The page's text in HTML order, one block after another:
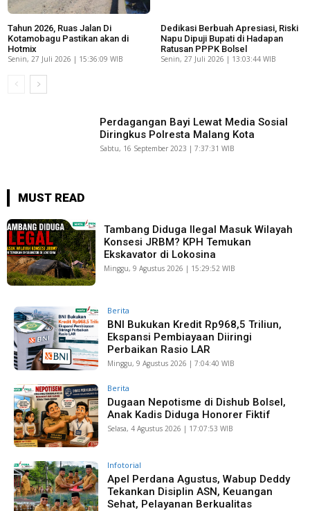
Tahun 2026, Ruas Jalan Di
Kotamobagu Pastikan akan di
Hotmix
Senin, 27 Juli 2026 | 15:36:09 WIB
Dedikasi Berbuah Apresiasi, Riski
Napu Dipuji Bupati di Hadapan
Ratusan PPPK Bolsel
Senin, 27 Juli 2026 | 13:03:44 WIB
Perdagangan Bayi Lewat Media Sosial
Diringkus Polresta Malang Kota
Sabtu, 16 September 2023 | 7:37:31 WIB
MUST READ
Tambang Diduga Ilegal Masuk Wilayah
Konsesi JRBM? KPH Temukan
Ekskavator di Lokosina
Minggu, 9 Agustus 2026 | 15:29:52 WIB
Berita
BNI Bukukan Kredit Rp968,5 Triliun,
Ekspansi Pembiayaan Diiringi
Perbaikan Rasio LAR
Minggu, 9 Agustus 2026 | 7:04:40 WIB
Berita
Dugaan Nepotisme di Dishub Bolsel,
Anak Kadis Diduga Honorer Fiktif
Selasa, 4 Agustus 2026 | 17:07:53 WIB
Infotorial
Apel Perdana Agustus, Wabup Deddy
Tekankan Disiplin ASN, Keuangan
Sehat, Pelayanan Berkualitas